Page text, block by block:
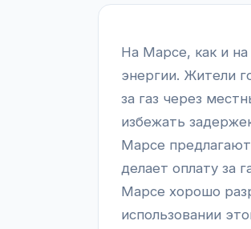
На Марсе, как и на
энергии. Жители
за газ через
избежать
Марсе
делает оплату за
Марсе хорошо
использовании